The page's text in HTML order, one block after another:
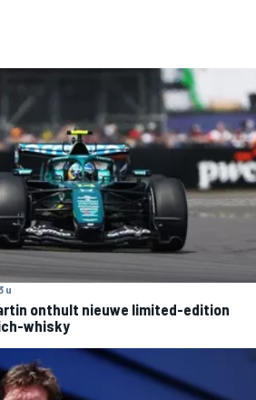
u
onthult nieuwe limited-edition
whisky